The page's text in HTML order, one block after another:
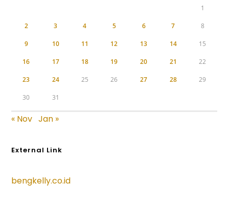
1
2 3 4 5 6 7 8
9 10 11 12 13 14 15
16 17 18 19 20 21 22
23 24 25 26 27 28 29
30 31
« Nov Jan »
External Link
bengkelly.co.id